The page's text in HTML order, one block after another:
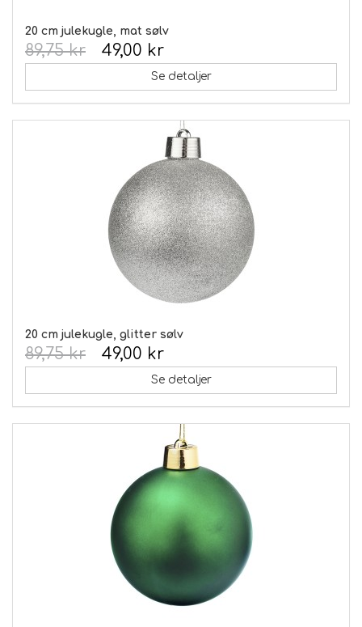
20 cm julekugle, mat sølv
49,00 kr
89,75 kr
Se detaljer
20 cm julekugle, glitter sølv
49,00 kr
89,75 kr
Se detaljer